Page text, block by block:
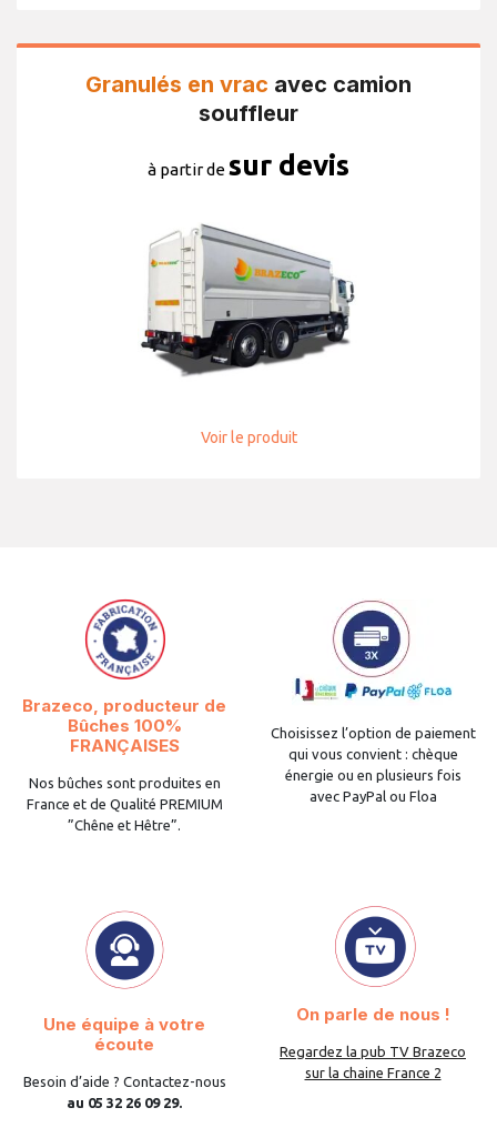
Granulés en vrac avec camion
souffleur
à partir desur devis
Voir le produit
Brazeco, producteur de
Bûches 100%
FRANÇAISES
Nos bûches sont produites en
France et de Qualité PREMIUM
”Chêne et Hêtre”.
Choisissez l’option de paiement
qui vous convient : chèque
énergie ou en plusieurs fois
avec PayPal ou Floa
Une équipe à votre
écoute
Besoin d’aide ? Contactez-nous
au 05 32 26 09 29.
On parle de nous !
Regardez la pub TV Brazeco
sur la chaine France 2